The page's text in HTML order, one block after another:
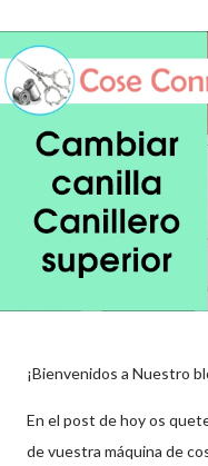
¡Bienvenidos a Nuestro
En el post de hoy os
de vuestra máquina de